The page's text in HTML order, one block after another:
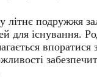
літнє подружжя
для існування.
впоратися